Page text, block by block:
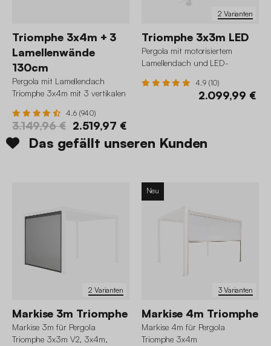
Triomphe 3x4m + 3
Lamellenwände
130cm
Pergola mit Lamellendach
Triomphe 3x4m mit 3 vertikalen
4.6 (940)
3.149,96 € 2.519,97 €
2 Varianten
Triomphe 3x3m LED
Pergola mit motorisiertem
Lamellendach und LED-
4.9 (10)
2.099,99 €
Das gefällt unseren Kunden
2 Varianten
Markise 3m Triomphe
Markise 3m für Pergola
Triomphe 3x3m V2, 3x4m,
3 Varianten
Neu
Markise 4m Triomphe
Markise 4m für Pergola
Triomphe 3x4m